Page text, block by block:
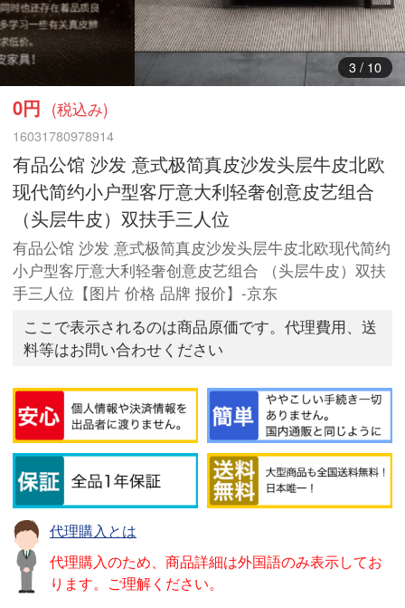
3/ 10
0円 (税込み)
16031780978914
有品公馆 沙发 意式极简真皮沙发头层牛皮北欧
现代简约小户型客厅意大利轻奢创意皮艺组合
（头层牛皮）双扶手三人位
有品公馆 沙发 意式极简真皮沙发头层牛皮北欧现代简约
小户型客厅意大利轻奢创意皮艺组合 （头层牛皮）双扶
手三人位【图片 价格 品牌 报价】-京东
ここで表示されるのは商品原価です。代理費用、送
料等はお問い合わせください
代理購入とは
代理購入のため、商品詳細は外国語のみ表示してお
ります。ご理解ください。